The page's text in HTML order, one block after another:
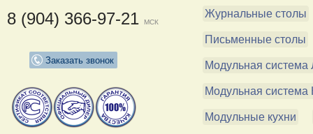
8 (904) 366-97-21 МСК
Заказать звонок
Журнальные столы
Письменные столы
Модульная система
Модульная система
Модульные кухни